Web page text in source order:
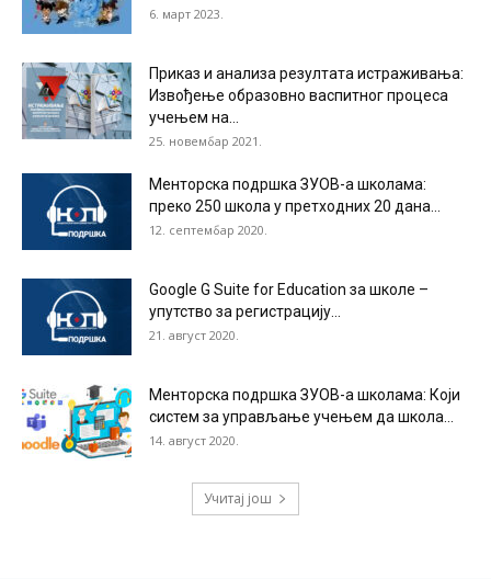
6. март 2023.
Приказ и анализа резултата истраживања:
Извођење образовно васпитног процеса
учењем на...
25. новембар 2021.
Менторска подршка ЗУОВ-а школама:
преко 250 школа у претходних 20 дана...
12. септембар 2020.
Google G Suite for Education за школе –
упутство за регистрацију...
21. август 2020.
Менторска подршка ЗУОВ-а школама: Који
систем за управљање учењем да школа...
14. август 2020.
Учитај још